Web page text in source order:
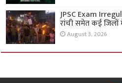
JPSC Exam
रांची समेत कई जिलों
August 3, 2026